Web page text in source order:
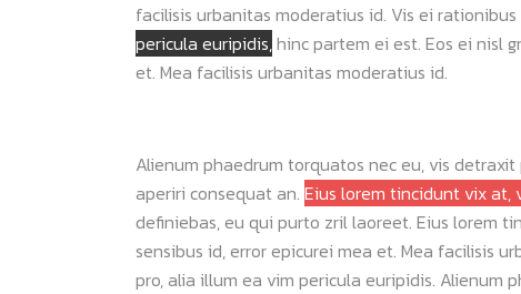
facilisis urbanitas moderatius id. Vis ei
pericula euripidis,hinc partem ei est. Eos ei nisl
et. Mea facilisis urbanitas moderatius id.
Alienum phaedrum torquatos nec eu, vis
aperiri consequat an. Eius lorem tincidunt vix at,
definiebas, eu qui purto zril laoreet. Eius lorem
sensibus id, error epicurei mea et. Mea facilisis
pro, alia illum ea vim pericula euripidis. Alienum